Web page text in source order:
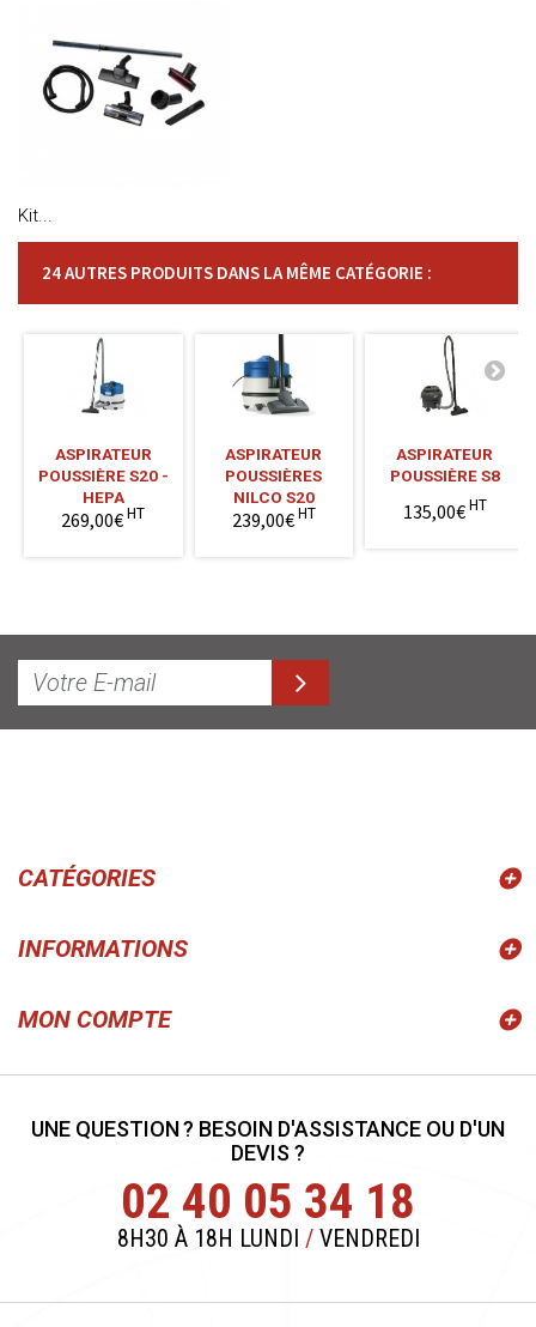
Kit...
24 AUTRES PRODUITS DANS LA MÊME CATÉGORIE :
ASPIRATEUR
POUSSIÈRE S20 -
HEPA
269,00€HT
ASPIRATEUR
POUSSIÈRES
NILCO S20
239,00€HT
ASPIRATEUR
POUSSIÈRE S8
135,00€HT
CATÉGORIES
INFORMATIONS
MON COMPTE
UNE QUESTION ? BESOIN D'ASSISTANCE OU D'UN
DEVIS ?
02 40 05 34 18
8H30 À 18H LUNDI /VENDREDI